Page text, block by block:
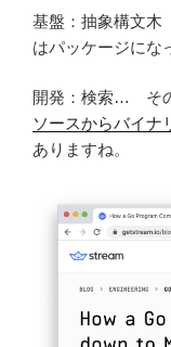
基盤：抽象構文木
はパッケージにな
開発：検索… その
ソースからバイナ
ありますね。